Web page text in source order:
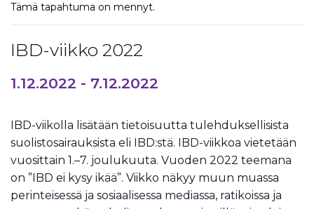
Tämä tapahtuma on mennyt.
IBD-viikko 2022
1.12.2022 - 7.12.2022
IBD-viikolla lisätään tietoisuutta tulehduksellisista
suolistosairauksista eli IBD:stä. IBD-viikkoa vietetään
vuosittain 1.–7. joulukuuta. Vuoden 2022 teemana
on ”IBD ei kysy ikää”. Viikko näkyy muun muassa
perinteisessä ja sosiaalisessa mediassa, ratikoissa ja